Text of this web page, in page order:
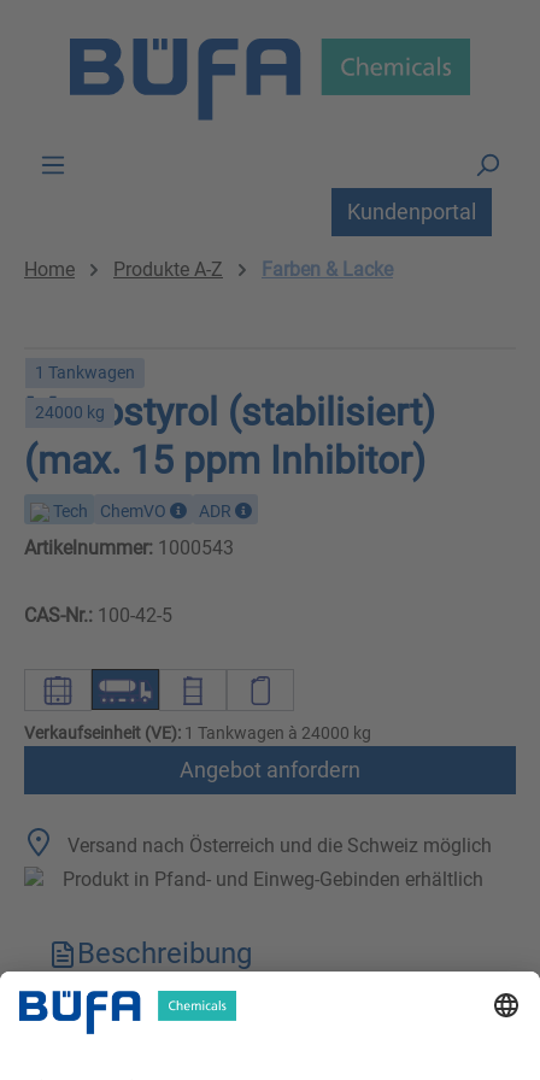
Kundenportal
Home Produkte A-Z Farben & Lacke
1 Tankwagen
24000 kg
Monostyrol (stabilisiert)
(max. 15 ppm Inhibitor)
Tech ChemVO ADR
Artikelnummer: 1000543
CAS-Nr.: 100-42-5
Verkaufseinheit (VE): 1 Tankwagen à 24000 kg
Angebot anfordern
Versand nach Österreich und die Schweiz möglich
Produkt in Pfand- und Einweg-Gebinden erhältlich
Beschreibung
Technische Merkmale